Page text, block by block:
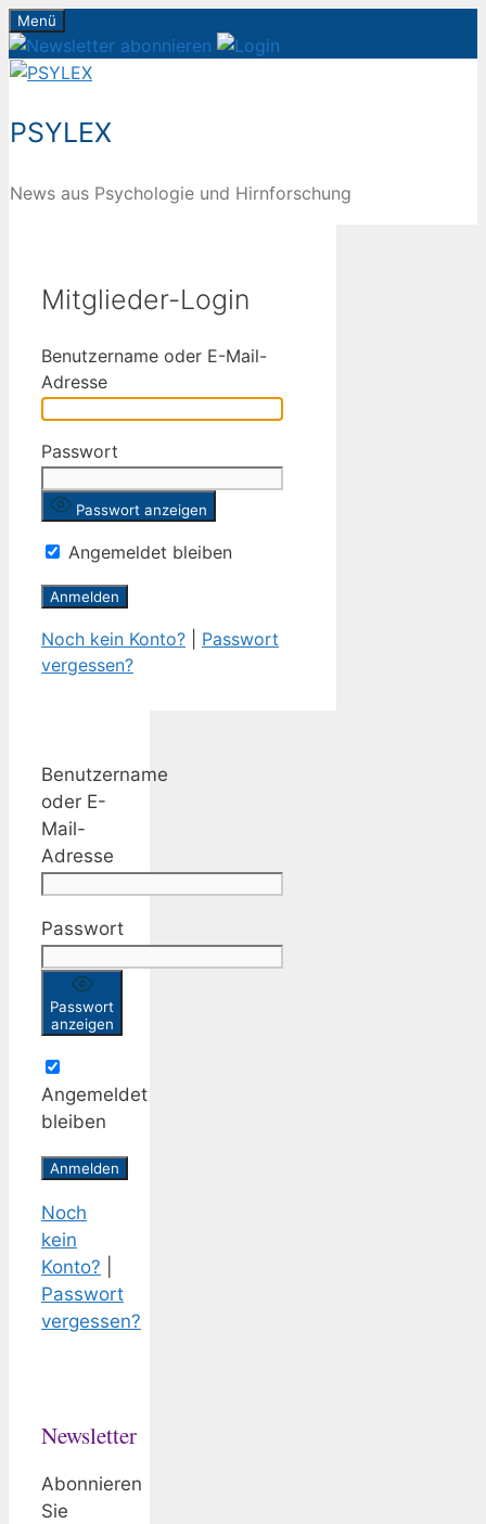
Zum
Inhalt
springen
Menü
PSYLEX
News aus Psychologie und Hirnforschung
Mitglieder-Login
Benutzername oder E-Mail-
Adresse
Passwort
Passwort anzeigen
Angemeldet bleiben
Noch kein Konto?
Passwort
vergessen?
Benutzername
oder E-
Mail-
Adresse
Passwort
Passwort
anzeigen
Angemeldet
bleiben
Noch
kein
Konto?
Passwort
vergessen?
Newsletter
Abonnieren
Sie